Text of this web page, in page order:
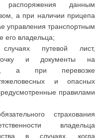
распоряжения данным
а при наличии прицепа
управления транспортным
его владельца;
путевой лист,
и документы на
а при перевозке
и опасных
правилами
страхования
владельца
в случаях, когда